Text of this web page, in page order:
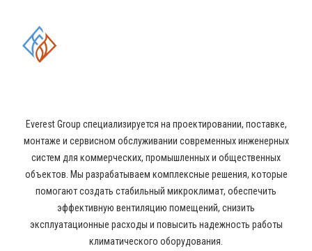
Everest Group специализируется на проектировании, поставке,
монтаже и сервисном обслуживании современных инженерных
систем для коммерческих, промышленных и общественных
объектов. Мы разрабатываем комплексные решения, которые
помогают создать стабильный микроклимат, обеспечить
эффективную вентиляцию помещений, снизить
эксплуатационные расходы и повысить надежность работы
климатического оборудования.